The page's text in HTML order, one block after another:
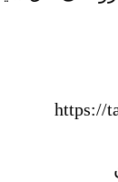
https://